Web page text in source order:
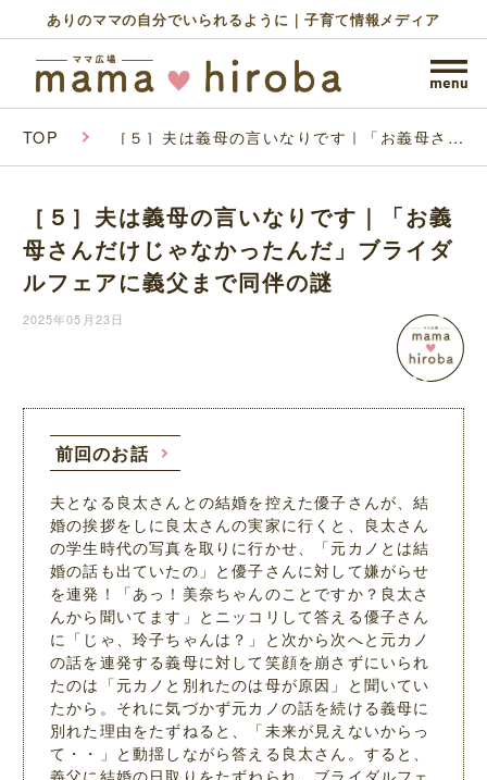
ありのママの自分でいられるように｜子育て情報メディア
TOP ［５］夫は義母の言いなりです｜「お義母さん
父まで同伴の謎
［５］夫は義母の言いなりです｜「お義
母さんだけじゃなかったんだ」ブライダ
ルフェアに義父まで同伴の謎
2025年05月23日
前回のお話
夫となる良太さんとの結婚を控えた優子さんが、結
婚の挨拶をしに良太さんの実家に行くと、良太さん
の学生時代の写真を取りに行かせ、「元カノとは結
婚の話も出ていたの」と優子さんに対して嫌がらせ
を連発！「あっ！美奈ちゃんのことですか？良太さ
んから聞いてます」とニッコリして答える優子さん
に「じゃ、玲子ちゃんは？」と次から次へと元カノ
の話を連発する義母に対して笑顔を崩さずにいられ
たのは「元カノと別れたのは母が原因」と聞いてい
たから。それに気づかず元カノの話を続ける義母に
別れた理由をたずねると、「未来が見えないからっ
て・・」と動揺しながら答える良太さん。すると、
義父に結婚の日取りをたずねられ、ブライダルフェ